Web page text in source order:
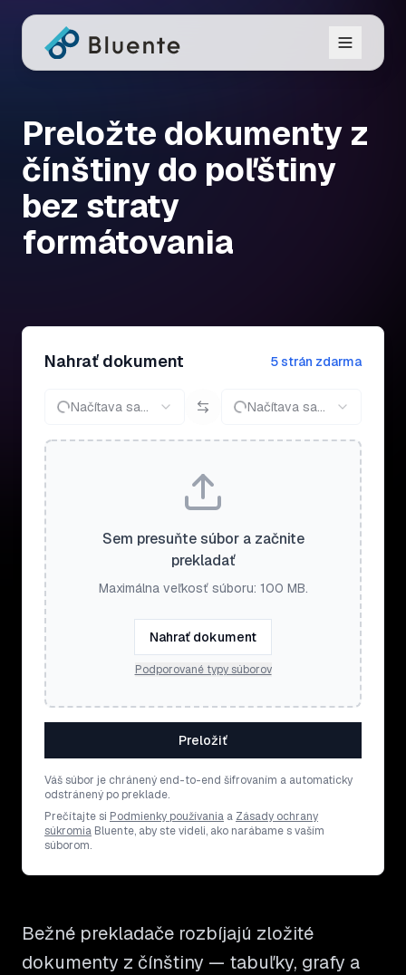
Preložte dokumenty z
čínštiny do poľštiny
bez straty
formátovania
Nahrať dokument 5 strán zdarma
Načítava sa... Načítava sa...
Sem presuňte súbor a začnite
prekladať
Maximálna veľkosť súboru: 100 MB.
Nahrať dokument
Podporované typy súborov
Preložiť
Váš súbor je chránený end-to-end šifrovaním a automaticky
odstránený po preklade.
Prečítajte si Podmienky používania a Zásady ochrany
súkromia Bluente, aby ste videli, ako narábame s vaším
súborom.
Bežné prekladače rozbíjajú zložité
dokumenty z čínštiny — tabuľky, grafy a